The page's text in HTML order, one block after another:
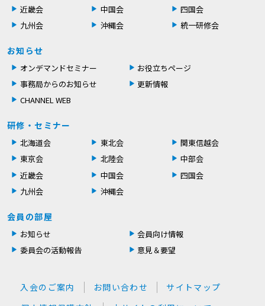
近畿会
中国会
四国会
九州会
沖縄会 統一研修会
お知らせ
オンデマンドセミナー
お役立ちページ
事務局からのお知らせ
更新情報
CHANNEL WEB
研修・セミナー
北海道会 東北会
関東信越会
東京会
北陸会
中部会
近畿会
中国会
四国会
九州会
沖縄会
会員の部屋
お知らせ
会員向け情報
委員会の活動報告
意見＆要望
入会のご案内 お問い合わせ
サイトマップ